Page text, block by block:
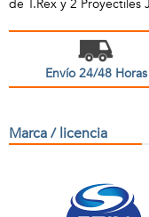
de T.Rex y 2
Envío 24/48 Horas
Marca / licencia